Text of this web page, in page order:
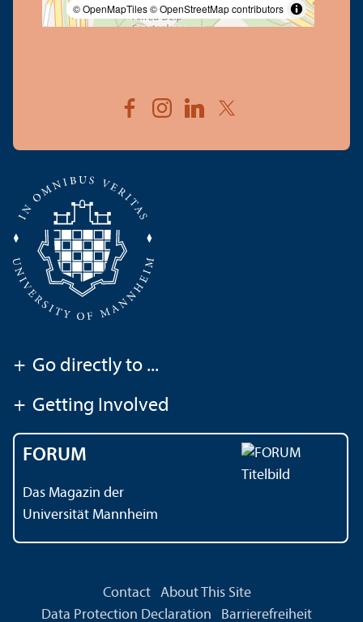
© OpenMapTiles© OpenStreetMap contributors
+ Go directly to ...
+ Getting Involved
FORUM
Das Magazin der
Universität Mannheim
Contact
About This Site
Data Protection Declaration
Barrierefreiheit